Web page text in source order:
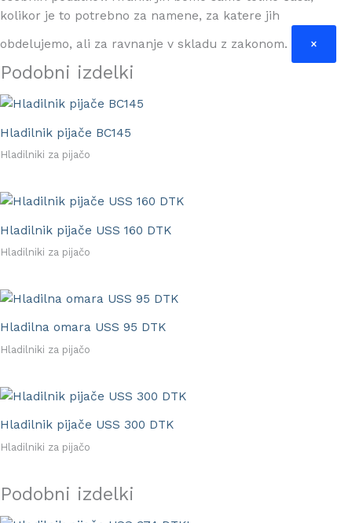
kolikor je to potrebno za namene, za katere jih
obdelujemo, ali za ravnanje v skladu z zakonom.
×
Podobni izdelki
Hladilnik pijače BC145
Hladilniki za pijačo
Hladilnik pijače USS 160 DTK
Hladilniki za pijačo
Hladilna omara USS 95 DTK
Hladilniki za pijačo
Hladilnik pijače USS 300 DTK
Hladilniki za pijačo
Podobni izdelki